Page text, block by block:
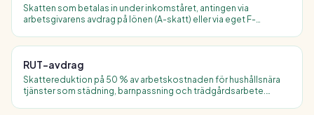
Skatten som betalas in under inkomståret, antingen via
arbetsgivarens avdrag på lönen (A-skatt) eller via eget F-
RUT-avdrag
Skattereduktion på 50 % av arbetskostnaden för hushållsnära
tjänster som städning, barnpassning och trädgårdsarbete.